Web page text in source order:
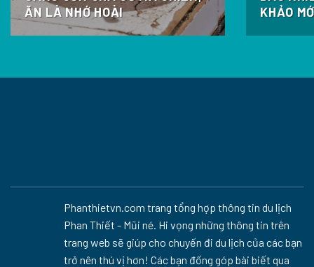
ĂN LÀ NHỚ HOÀI
KHẢO
Phanthietvn.com trang tổng hợp thông tin du lịch
Phan Thiết - Mũi né. Hi vọng những thông tin trên
trang web sẽ giúp cho chuyến đi du lịch của các bạn
trở nên thú vị hơn! Các bạn đống góp bài biết qua